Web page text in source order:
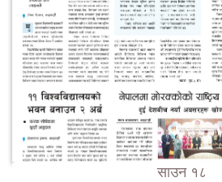
साउन १८